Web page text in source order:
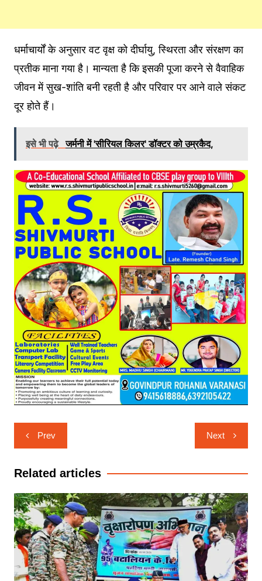
धर्माचार्यों के अनुसार वट वृक्ष को दीर्घायु, स्थिरता और संरक्षण का
प्रतीक माना गया है। मान्यता है कि इसकी पूजा करने से वैवाहिक
जीवन में सुख-शांति बनी रहती है और परिवार पर आने वाले संकट
दूर होते हैं।
इसे भी पढ़े जर्मनी में 'सीरियल किलर' डॉक्टर को उम्रकैद,
Post
navigation
Prev Next
Related articles